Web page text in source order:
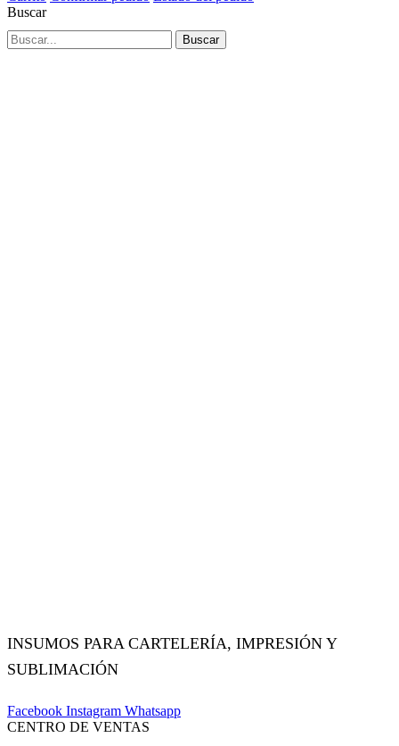
Buscar
Buscar
INSUMOS PARA CARTELERÍA, IMPRESIÓN Y
SUBLIMACIÓN
Facebook Instagram Whatsapp
CENTRO DE VENTAS